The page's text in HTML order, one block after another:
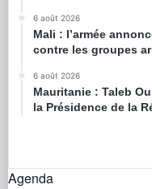
6 août 2026
Mali : l’armée
contre les groupes
6 août 2026
Mauritanie : Taleb
la Présidence de la
Agenda